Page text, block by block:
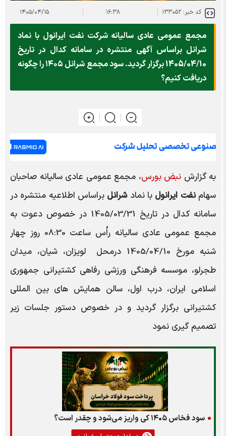
کد خبر: ۱۳۳۰۵۲ ۱۶:۳۸ ۱۴۰۵/۰۴/۱۵
مجمع عمومی عادی سالیانه شرکت نفت ایرانول با نماد
شرانل براساس آگهی منتشره در سامانه کدال در تاریخ
1405/04/10 برگزار گردید. سود مجمع شرانل ۱۴۰۵ را چگونه
دریافت کنیم؟
به گزارش نبض بورس، مجمع عمومی عادی سالیانه صاحبان
سهامنفت ایرانول با نمادشرانل براساس اطلاعیه منتشره در
سامانه کدال در تاریخ 1405/03/31 در خصوص دعوت به
مجمع عمومی عادی سالیانه راُس ساعت 08:30 روز چهار
شنبه مورخ 1405/04/10 درمحللويزان، شيان، ميدان
طجرلو، موسسه فرهنگي ورزشي رفاهي کشتيراني جمهوري
اسلامي ايران، درب اول، سالن همايش هاي بين المللي
کشتيراني برگزار گردید و در خصوص دستور جلسات زیر
تصمیم گیری نمود
سود فخاس ۱۴۰۵ کی واریز می‌شود و چقدر است؟